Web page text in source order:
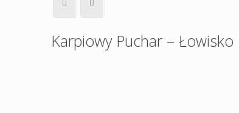
Karpiowy Puchar –